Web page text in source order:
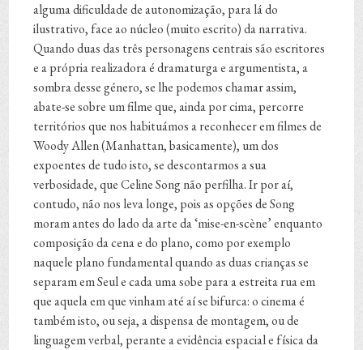
alguma dificuldade de autonomização, para lá do
ilustrativo, face ao núcleo (muito escrito) da narrativa.
Quando duas das três personagens centrais são escritores
e a própria realizadora é dramaturga e argumentista, a
sombra desse género, se lhe podemos chamar assim,
abate-se sobre um filme que, ainda por cima, percorre
territórios que nos habituámos a reconhecer em filmes de
Woody Allen (Manhattan, basicamente), um dos
expoentes de tudo isto, se descontarmos a sua
verbosidade, que Celine Song não perfilha. Ir por aí,
contudo, não nos leva longe, pois as opções de Song
moram antes do lado da arte da ‘mise-en-scène’ enquanto
composição da cena e do plano, como por exemplo
naquele plano fundamental quando as duas crianças se
separam em Seul e cada uma sobe para a estreita rua em
que aquela em que vinham até aí se bifurca: o cinema é
também isto, ou seja, a dispensa de montagem, ou de
linguagem verbal, perante a evidência espacial e física da